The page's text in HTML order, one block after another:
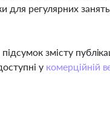
для регулярних
змісту
у комерційній